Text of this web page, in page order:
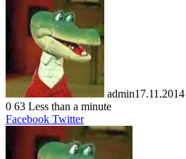
admin17.11.2014
0 63 Less than a minute
Facebook TwitterLinkedIn
Tumblr
Pinterest
Reddit
VKontakte
Share
via
Email
Print